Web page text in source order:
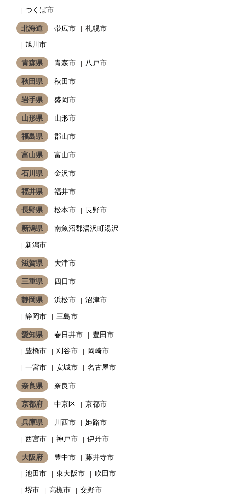
つくば市
北海道 帯広市
札幌市
旭川市
青森県 青森市 八戸市
秋田県 秋田市
岩手県 盛岡市
山形県 山形市
福島県 郡山市
富山県 富山市
石川県 金沢市
福井県 福井市
長野県 松本市 長野市
新潟県
南魚沼郡湯沢町湯沢
新潟市
滋賀県 大津市
三重県 四日市
静岡県 浜松市
沼津市
静岡市
三島市
愛知県 春日井市
豊田市
豊橋市
刈谷市
岡崎市
一宮市
安城市 名古屋市
奈良県 奈良市
京都府 中京区 京都市
兵庫県 川西市
姫路市
西宮市
神戸市 伊丹市
大阪府 豊中市
藤井寺市
池田市
東大阪市
吹田市
堺市
高槻市
交野市